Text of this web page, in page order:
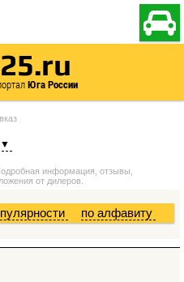

Юга России
информация, отзывы,
от дилеров.
по алфавиту